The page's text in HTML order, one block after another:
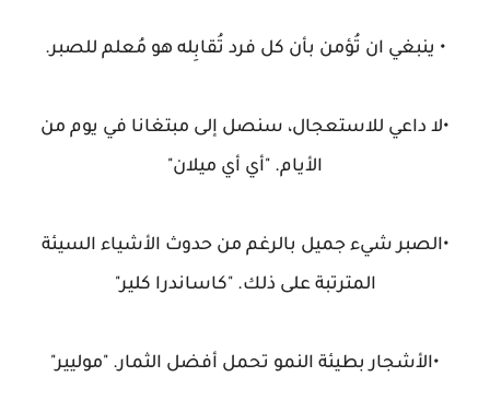
• ينبغي ان تُؤمن بأن كل فرد تُقابِله هو مُعلم للصبر.
•لا داعي للاستعجال، سنصل إلى مبتغانا في يوم من
الأيام. "أي أي ميلان"
•الصبر شيء جميل بالرغم من حدوث الأشياء السيئة
المترتبة على ذلك. "كاساندرا كلير"
•الأشجار بطيئة النمو تحمل أفضل الثمار. "موليير"